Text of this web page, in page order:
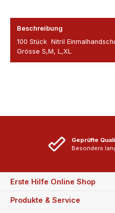
Beschreibung
100 Stück Nitril
Grösse S,M, L,XL
Geprüfte
Besonders
Erste Hilfe Online Shop
Produkte & Service